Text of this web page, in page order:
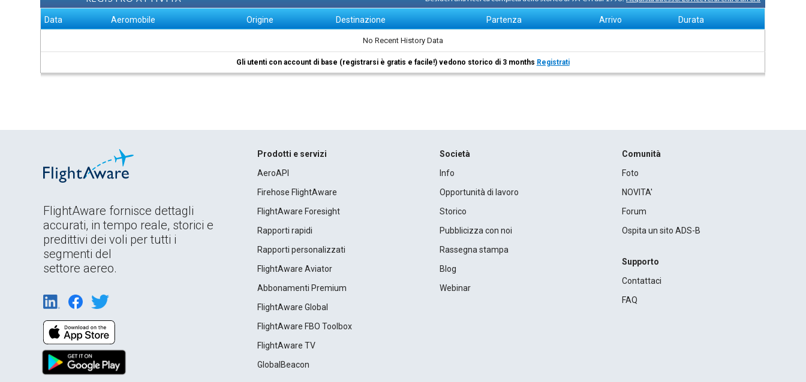
Data Aeromobile Origine Destinazione Partenza Arrivo Durata
No Recent History Data
Gli utenti con account di base (registrarsi è gratis e facile!) vedono storico di 3 months Registrati
FlightAware fornisce dettagli
accurati, in tempo reale, storici e
predittivi dei voli per tutti i
segmenti del
settore aereo.
Prodotti e servizi
AeroAPI
Firehose FlightAware
FlightAware Foresight
Rapporti rapidi
Rapporti personalizzati
FlightAware Aviator
Abbonamenti Premium
FlightAware Global
FlightAware FBO Toolbox
FlightAware TV
GlobalBeacon
Società
Info
Opportunità di lavoro
Storico
Pubblicizza con noi
Rassegna stampa
Blog
Webinar
Comunità
Foto
NOVITA'
Forum
Ospita un sito ADS-B
Supporto
Contattaci
FAQ